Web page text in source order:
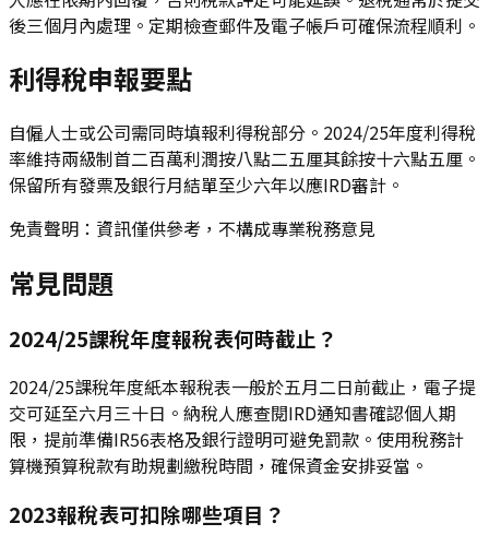
後三個月內處理。定期檢查郵件及電子帳戶可確保流程順利。
利得稅申報要點
自僱人士或公司需同時填報利得稅部分。2024/25年度利得稅
率維持兩級制首二百萬利潤按八點二五厘其餘按十六點五厘。
保留所有發票及銀行月結單至少六年以應IRD審計。
免責聲明：資訊僅供參考，不構成專業稅務意見
常見問題
2024/25課稅年度報稅表何時截止？
2024/25課稅年度紙本報稅表一般於五月二日前截止，電子提
交可延至六月三十日。納稅人應查閱IRD通知書確認個人期
限，提前準備IR56表格及銀行證明可避免罰款。使用稅務計
算機預算稅款有助規劃繳稅時間，確保資金安排妥當。
2023報稅表可扣除哪些項目？